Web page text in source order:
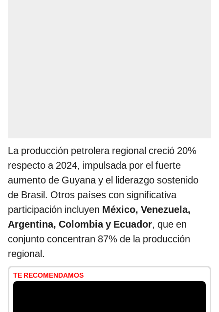
La producción petrolera regional creció 20%
respecto a 2024, impulsada por el fuerte
aumento de Guyana y el liderazgo sostenido
de Brasil. Otros países con significativa
participación incluyen México, Venezuela,
Argentina, Colombia y Ecuador, que en
conjunto concentran 87% de la producción
regional.
TE RECOMENDAMOS